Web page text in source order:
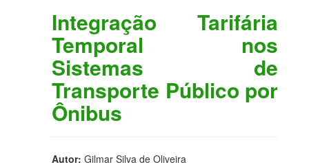
Integração Tarifária
Temporal nos
Sistemas de
Transporte Público por
Ônibus
Autor: Gilmar Silva de Oliveira